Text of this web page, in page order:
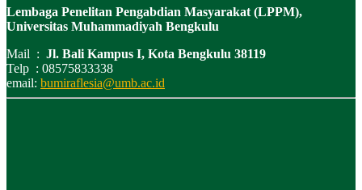
Lembaga Penelitan Pengabdian Masyarakat (LPPM),
Universitas Muhammadiyah Bengkulu
Mail : Jl. Bali Kampus I, Kota Bengkulu 38119
Telp : 08575833338
email: bumiraflesia@umb.ac.id